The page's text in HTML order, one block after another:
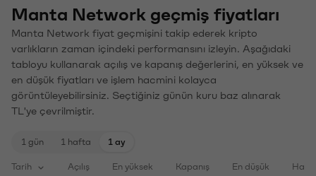
Manta Network geçmiş fiyatları
Manta Network fiyat geçmişini takip ederek kripto
varlıkların zaman içindeki performansını izleyin. Aşağıdaki
tabloyu kullanarak açılış ve kapanış değerlerini, en yüksek ve
en düşük fiyatları ve işlem hacmini kolayca
görüntüleyebilirsiniz. Seçtiğiniz günün kuru baz alınarak
TL'ye çevrilmiştir.
1 gün 1 hafta 1 ay
Tarih Açılış En yüksek Kapanış En düşük